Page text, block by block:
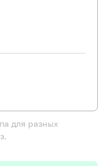
для разных